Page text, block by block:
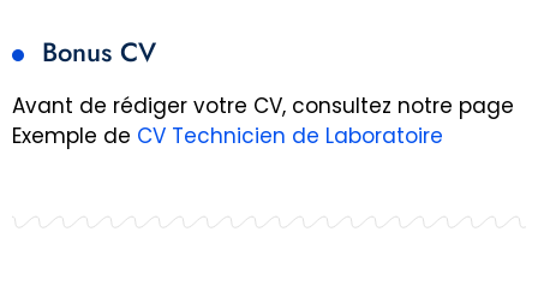
Bonus CV
Avant de rédiger votre CV, consultez notre page
Exemple de CV Technicien de Laboratoire